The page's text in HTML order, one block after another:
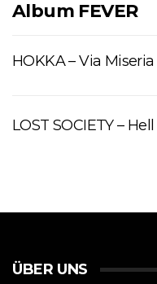
Album FEVER
HOKKA – Via Miseria
LOST SOCIETY –
ÜBER UNS